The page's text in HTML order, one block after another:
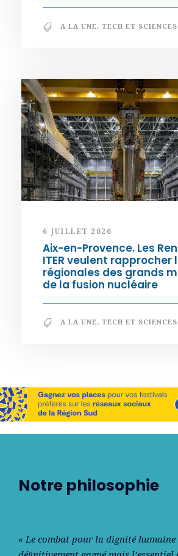
A LA UNE, TECH ET SCIENCES
6 JUILLET 2026
Aix-en-Provence. Les
ITER veulent rapprocher
régionales des grands
de la fusion nucléaire
A LA UNE, TECH ET SCIENCES
Notre philosophie
« Le combat pour la dignité humaine